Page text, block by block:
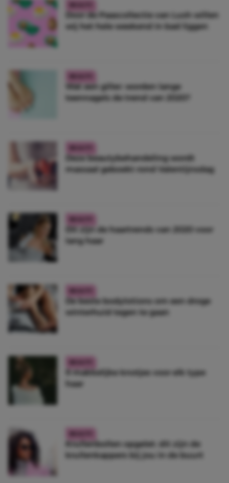
Door de Paascollectie van Lush willen
wij het hele weekend in bad liggen
Wat een giller: worden lange
teennagels de trend van 2020?
Deze beautybehandeling wordt
massaal geboekt rond Valentijnsdag
Dit zijn de haartrends van 2020 voor
lang haar
De beste bodylotions om een droge
winterhuid tegen te gaan
9 makkelijke knotjes voor elk type
haar
Krullenbollen opgelet: dit zijn de
krullenkappers bij jou in de buurt